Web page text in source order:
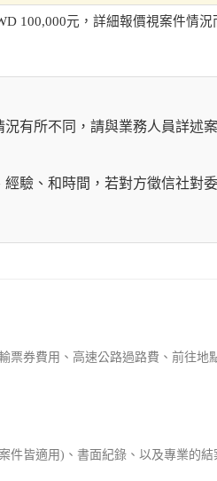
100,000元，詳細報價視案件情況
有所不同，請與業務人員詳述
驗、和時間，若對方徵信社對
券費用、高速公路過路費、前往地
件皆適用)、書面紀錄、以及專業的結